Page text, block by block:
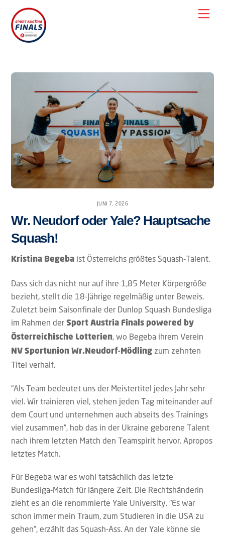
content
JUNI 7, 2026
Wr. Neudorf oder Yale? Hauptsache
Squash!
Kristina Begeba ist Österreichs größtes Squash-Talent.
Dass sich das nicht nur auf ihre 1,85 Meter Körpergröße
bezieht, stellt die 18-Jährige regelmäßig unter Beweis.
Zuletzt beim Saisonfinale der Dunlop Squash Bundesliga
im Rahmen derSport Austria Finals powered by
Österreichische Lotterien, wo Begeba ihrem Verein
NV Sportunion Wr.Neudorf-Mödling zum zehnten
Titel verhalf.
“Als Team bedeutet uns der Meistertitel jedes Jahr sehr
viel. Wir trainieren viel, stehen jeden Tag miteinander auf
dem Court und unternehmen auch abseits des Trainings
viel zusammen”, hob das in der Ukraine geborene Talent
nach ihrem letzten Match den Teamspirit hervor. Apropos
letztes Match.
Für Begeba war es wohl tatsächlich das letzte
Bundesliga-Match für längere Zeit. Die Rechtshänderin
zieht es an die renommierte Yale University. “Es war
schon immer mein Traum, zum Studieren in die USA zu
gehen”, erzählt das Squash-Ass. An der Yale könne sie